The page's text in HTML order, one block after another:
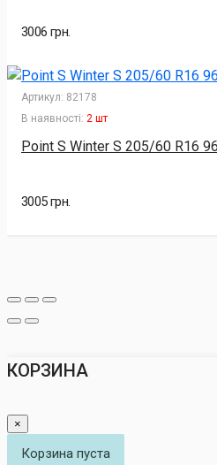
3006 грн.
Артикул: 82178
В наявності: 2 шт
Point S Winter S 205/60 R16
3005 грн.
КОРЗИНА
×
Корзина пуста